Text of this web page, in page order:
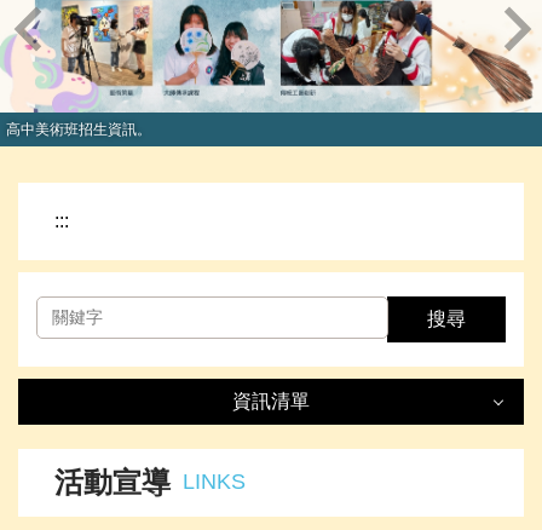
高中美術班招生資訊。
:::
搜尋
資訊清單
資訊清單 LIST
活動宣導 LINKS